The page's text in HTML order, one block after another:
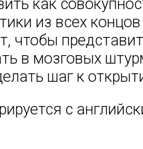
из всех
чтобы
в мозговых
шаг к
с